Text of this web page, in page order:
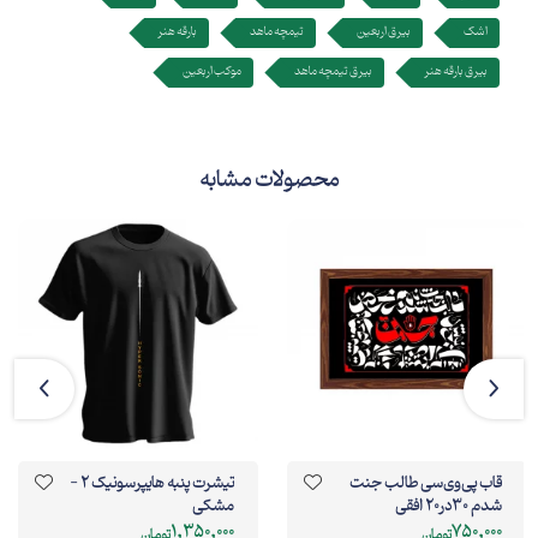
اشک
بیرق اربعین تیمچه ماهد
بارقه هنر
بیرق بارقه هنر
بیرق تیمچه ماهد موکب اربعین
محصولات مشابه
قاب پی‌وی‌سی طالب جنت
شدم 30در20 افقی
تیشرت پنبه هایپرسونیک 2 -
مشکی